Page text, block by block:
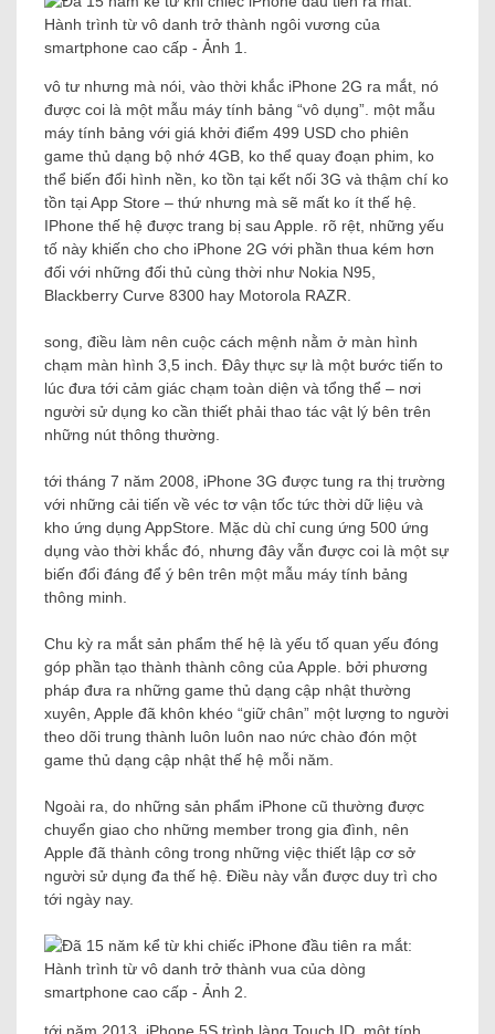
vô tư nhưng mà nói, vào thời khắc iPhone 2G ra mắt, nó
được coi là một mẫu máy tính bảng “vô dụng”. một mẫu
máy tính bảng với giá khởi điểm 499 USD cho phiên
game thủ dạng bộ nhớ 4GB, ko thể quay đoạn phim, ko
thể biến đổi hình nền, ko tồn tại kết nối 3G và thậm chí ko
tồn tại App Store – thứ nhưng mà sẽ mất ko ít thế hệ.
IPhone thế hệ được trang bị sau Apple. rõ rệt, những yếu
tố này khiến cho cho iPhone 2G với phần thua kém hơn
đối với những đối thủ cùng thời như Nokia N95,
Blackberry Curve 8300 hay Motorola RAZR.
song, điều làm nên cuộc cách mệnh nằm ở màn hình
chạm màn hình 3,5 inch. Đây thực sự là một bước tiến to
lúc đưa tới cảm giác chạm toàn diện và tổng thể – nơi
người sử dụng ko cần thiết phải thao tác vật lý bên trên
những nút thông thường.
tới tháng 7 năm 2008, iPhone 3G được tung ra thị trường
với những cải tiến về véc tơ vận tốc tức thời dữ liệu và
kho ứng dụng AppStore. Mặc dù chỉ cung ứng 500 ứng
dụng vào thời khắc đó, nhưng đây vẫn được coi là một sự
biến đổi đáng để ý bên trên một mẫu máy tính bảng
thông minh.
Chu kỳ ra mắt sản phẩm thế hệ là yếu tố quan yếu đóng
góp phần tạo thành thành công của Apple. bởi phương
pháp đưa ra những game thủ dạng cập nhật thường
xuyên, Apple đã khôn khéo “giữ chân” một lượng to người
theo dõi trung thành luôn luôn nao nức chào đón một
game thủ dạng cập nhật thế hệ mỗi năm.
Ngoài ra, do những sản phẩm iPhone cũ thường được
chuyển giao cho những member trong gia đình, nên
Apple đã thành công trong những việc thiết lập cơ sở
người sử dụng đa thế hệ. Điều này vẫn được duy trì cho
tới ngày nay.